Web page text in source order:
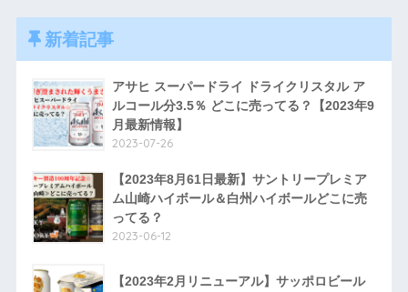
新着記事
アサヒ スーパードライ ドライクリスタル ア
ルコール分3.5％ どこに売ってる？【2023年9
月最新情報】
2023-07-26
【2023年8月61日最新】サントリープレミア
ム山崎ハイボール＆白州ハイボールどこに売
ってる？
2023-06-12
【2023年2月リニューアル】サッポロビール